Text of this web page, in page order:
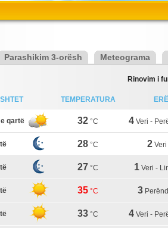
Parashikim 3-orësh Meteograma
Rinovim i
TEMPERATURA
qartë 32 °C 4 Veri -
28 °C 2 Veri
27 °C 1 Veri -
35 °C 3
33 °C 4 Veri -